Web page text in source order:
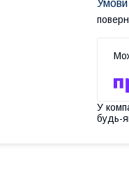
У
будь-